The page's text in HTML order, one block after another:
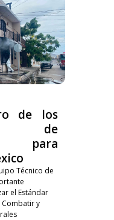
de los
de
para
Técnico de
el Estándar
Combatir y